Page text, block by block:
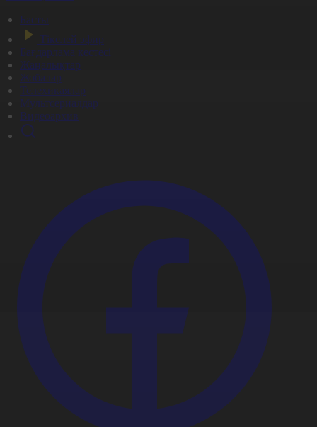
Басты
Тікелей эфир
Бағдарлама кестесі
Жаңалықтар
Жобалар
Телехикаялар
Мультсериалдар
Видеоархив